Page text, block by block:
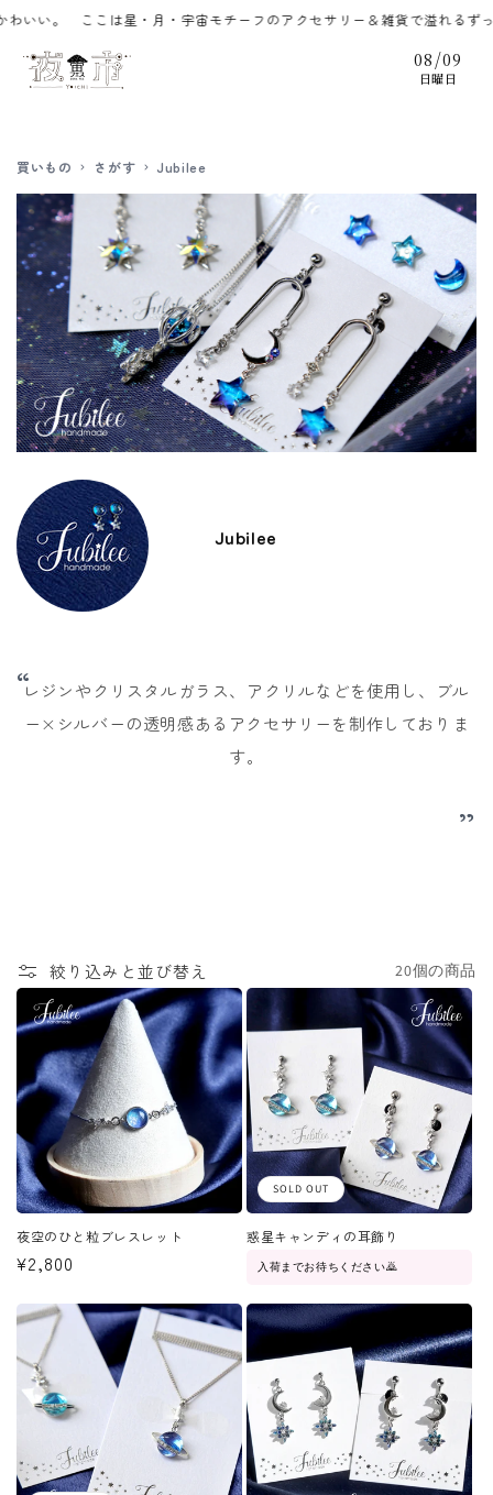
ンツに
ここは星・月・宇宙モチーフのアクセサリー＆雑貨で溢れるずっと夜
08 /09
日曜日
買いもの さがす Jubilee
Jubilee
“レジンやクリスタルガラス、アクリルなどを使用し、ブル
ー×シルバーの透明感あるアクセサリーを制作しておりま
す。
”
絞り込みと並び替え 20個の商品
夜空のひと粒ブレスレット
通
価
¥2,800
SOLD OUT
惑星キャンディの耳飾り
入荷までお待ちください🙇